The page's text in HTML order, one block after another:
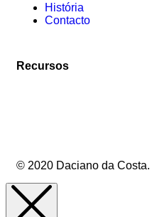
História
Contacto
Recursos
© 2020 Daciano da